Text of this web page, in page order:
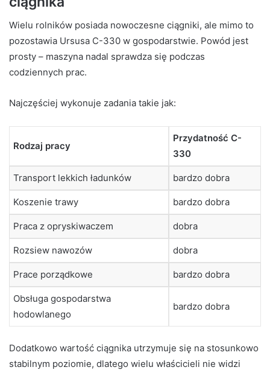
Wielu rolników posiada nowoczesne ciągniki, ale mimo to
pozostawia Ursusa C-330 w gospodarstwie. Powód jest
prosty – maszyna nadal sprawdza się podczas
codziennych prac.
Najczęściej wykonuje zadania takie jak:
Rodzaj pracy
Przydatność C-
330
Transport lekkich ładunków bardzo dobra
Koszenie trawy bardzo dobra
Praca z opryskiwaczem dobra
Rozsiew nawozów dobra
Prace porządkowe bardzo dobra
Obsługa gospodarstwa
hodowlanego
bardzo dobra
Dodatkowo wartość ciągnika utrzymuje się na stosunkowo
stabilnym poziomie, dlatego wielu właścicieli nie widzi